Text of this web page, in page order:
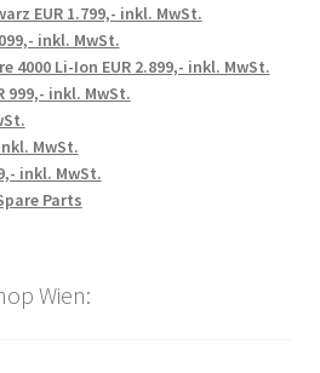
EUR 1.799,- inkl. MwSt.
inkl. MwSt.
4000 Li-Ion EUR 2.899,- inkl. MwSt.
999,- inkl. MwSt.
MwSt.
inkl. MwSt.
Parts
Wien: